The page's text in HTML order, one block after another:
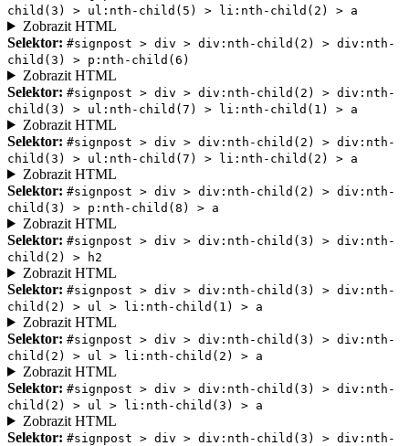
child(3) > ul:nth-child(5) > li:nth-child(2) > a
Zobrazit HTML
Selektor: #signpost > div > div:nth-child(2) > div:nth-
child(3) > p:nth-child(6)
Zobrazit HTML
Selektor: #signpost > div > div:nth-child(2) > div:nth-
child(3) > ul:nth-child(7) > li:nth-child(1) > a
Zobrazit HTML
Selektor: #signpost > div > div:nth-child(2) > div:nth-
child(3) > ul:nth-child(7) > li:nth-child(2) > a
Zobrazit HTML
Selektor: #signpost > div > div:nth-child(2) > div:nth-
child(3) > p:nth-child(8) > a
Zobrazit HTML
Selektor: #signpost > div > div:nth-child(3) > div:nth-
child(2) > h2
Zobrazit HTML
Selektor: #signpost > div > div:nth-child(3) > div:nth-
child(2) > ul > li:nth-child(1) > a
Zobrazit HTML
Selektor: #signpost > div > div:nth-child(3) > div:nth-
child(2) > ul > li:nth-child(2) > a
Zobrazit HTML
Selektor: #signpost > div > div:nth-child(3) > div:nth-
child(2) > ul > li:nth-child(3) > a
Zobrazit HTML
Selektor: #signpost > div > div:nth-child(3) > div:nth-